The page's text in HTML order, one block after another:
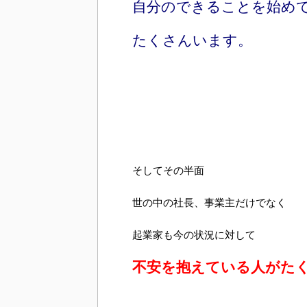
自分のできることを始め
たくさんいます。
そしてその半面
世の中の社長、事業主だけでなく
起業家も今の状況に対して
不安を抱えている人がた